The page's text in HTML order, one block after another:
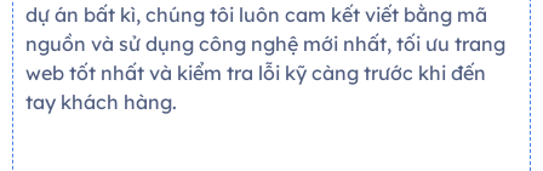
dự án bất kì, chúng tôi luôn cam kết viết bằng mã
nguồn và sử dụng công nghệ mới nhất, tối ưu trang
web tốt nhất và kiểm tra lỗi kỹ càng trước khi đến
tay khách hàng.